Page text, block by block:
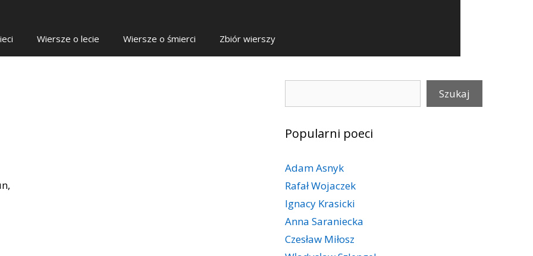
Wiersze o lecie Wiersze o śmierci Zbiór wierszy
Szukaj
Popularni poeci
Adam Asnyk
Rafał Wojaczek
Ignacy Krasicki
Anna Saraniecka
Czesław Miłosz